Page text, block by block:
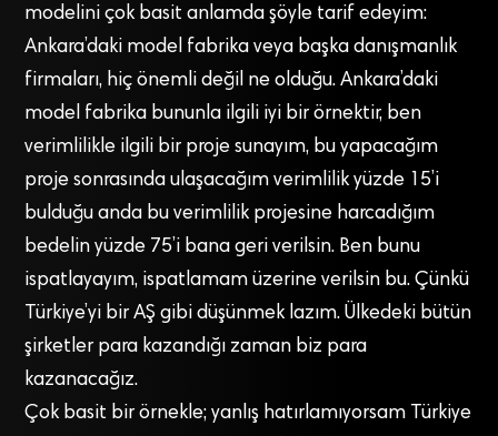
modelini çok basit anlamda şöyle tarif edeyim:
Ankara’daki model fabrika veya başka danışmanlık
firmaları, hiç önemli değil ne olduğu. Ankara’daki
model fabrika bununla ilgili iyi bir örnektir, ben
verimlilikle ilgili bir proje sunayım, bu yapacağım
proje sonrasında ulaşacağım verimlilik yüzde 15’i
bulduğu anda bu verimlilik projesine harcadığım
bedelin yüzde 75’i bana geri verilsin. Ben bunu
ispatlayayım, ispatlamam üzerine verilsin bu. Çünkü
Türkiye’yi bir AŞ gibi düşünmek lazım. Ülkedeki bütün
şirketler para kazandığı zaman biz para
kazanacağız.
Çok basit bir örnekle; yanlış hatırlamıyorsam Türkiye